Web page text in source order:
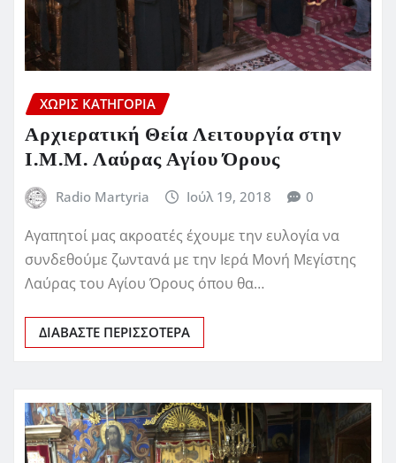
ΧΩΡΊΣ ΚΑΤΗΓΟΡΊΑ
Αρχιερατική Θεία Λειτουργία στην
Ι.Μ.Μ. Λαύρας Αγίου Όρους
Radio Martyria Ιούλ 19, 2018 0
Αγαπητοί μας ακροατές έχουμε την ευλογία να
συνδεθούμε ζωντανά με την Ιερά Μονή Μεγίστης
Λαύρας του Αγίου Όρους όπου θα…
ΔΙΑΒΆΣΤΕ ΠΕΡΙΣΣΌΤΕΡΑ